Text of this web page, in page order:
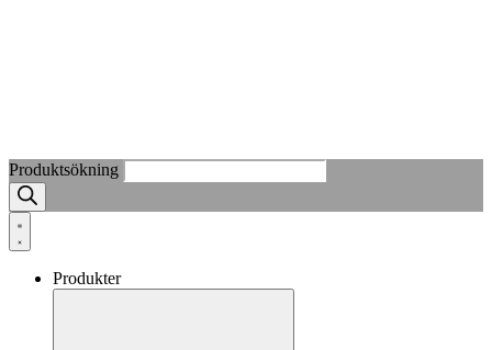
Produktsökning
Produkter